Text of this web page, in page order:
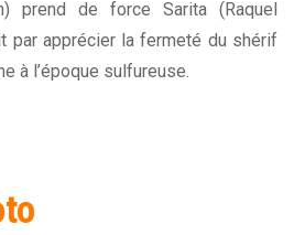
prend de force Sarita (Raquel
par apprécier la fermeté du shérif
à l’époque sulfureuse.